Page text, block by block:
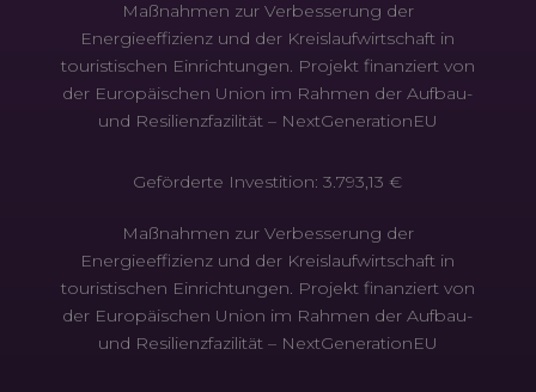
Maßnahmen zur Verbesserung der
Energieeffizienz und der Kreislaufwirtschaft in
touristischen Einrichtungen. Projekt finanziert von
der Europäischen Union im Rahmen der Aufbau-
und Resilienzfazilität – NextGenerationEU
Geförderte Investition: 3.793,13 €
Maßnahmen zur Verbesserung der
Energieeffizienz und der Kreislaufwirtschaft in
touristischen Einrichtungen. Projekt finanziert von
der Europäischen Union im Rahmen der Aufbau-
und Resilienzfazilität – NextGenerationEU